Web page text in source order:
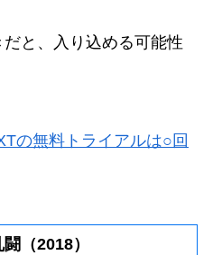
と、入り込める可能性
の無料トライアルは○回
（2018）